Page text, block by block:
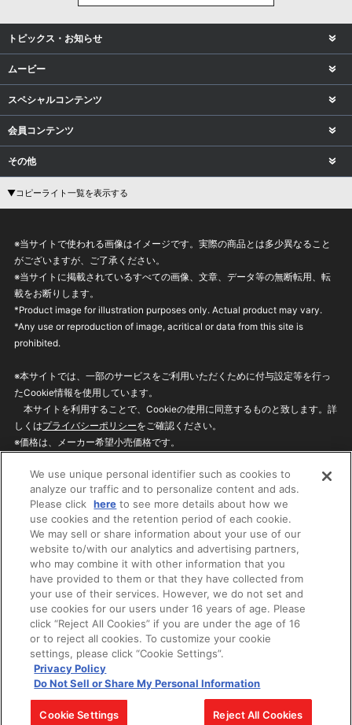
トピックス・お知らせ
ムービー
スペシャルコンテンツ
会員コンテンツ
その他
▼コピーライト一覧を表示する
※当サイトで使われる画像はイメージです。実際の商品とは多少異なること
がございますが、ご了承ください。
※当サイトに掲載されているすべての画像、文章、データ等の無断転用、転
載をお断りします。
*Product image for illustration purposes only. Actual product may vary.
*Any use or reproduction of image, acritical or data from this site is
prohibited.
※本サイトでは、一部のサービスをご利用いただくために付与設定等を行っ
たCookie情報を使用しています。
本サイトを利用することで、Cookieの使用に同意するものと致します。詳
しくはプライバシーポリシーをご確認ください。
※価格は、メーカー希望小売価格です。
ざいますのでご了承ください。
privacypolicy
Do Not Sell or Share My
Personal Information
ウェブサイトご利用条件
ソーシャルメディアポリシー
個人情報保護方針
お問い合わせ
©BANDAI
コピーライト一覧を表示する
We use unique personal identifier such as cookies to
analyze our traffic and to personalize content and ads.
Please click here to see more details about how we
use cookies and the retention period of each cookie.
We may sell or share information about your use of our
website to/with our analytics and advertising partners,
who may combine it with other information that you
have provided to them or that they have collected from
your use of their services. However, we do not set and
use cookies for our users under 16 years of age. Please
click “Reject All Cookies” if you are under the age of 16
or to reject all cookies. To customize your cookie
settings, please click “Cookie Settings”.
Privacy Policy
Do Not Sell or Share My Personal Information
Cookie Settings Reject All Cookies